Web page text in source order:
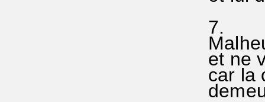
7.
et ne
car la